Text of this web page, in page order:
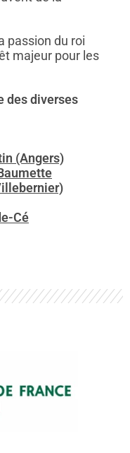
passion du roi
majeur pour les
des diverses
(Angers)
Cé